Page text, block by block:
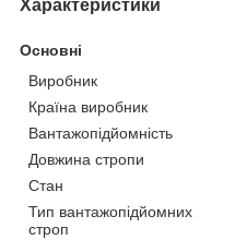
Характеристики
Основні
Виробник
Країна виробник
Вантажопідйомність
Довжина стропи
Стан
Тип вантажопідйомних
строп